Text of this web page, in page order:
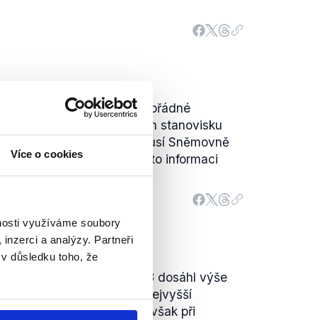
Více o cookies
využíváme soubory
a analýzy. Partneři
důsledku toho, že
o 20 miliard Kč kvůli mimořádné
rada až ve svém stanovisku
státního rozpočtu musí Sněmovně
kabinet Petra Fialy tak tuto informaci
období leden–duben 2023 dosáhl výše
jde skutečně o nejvyšší
České republiky, avšak při